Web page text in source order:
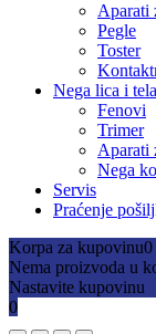
Aparati
Pegle
Toster
Nega lica i tela
Fenovi
Trimer
Aparati
Nega
Servis
Praćenje
Korpa za kupovinu0
Nema proizvoda u
Nastavite kupovinu
0